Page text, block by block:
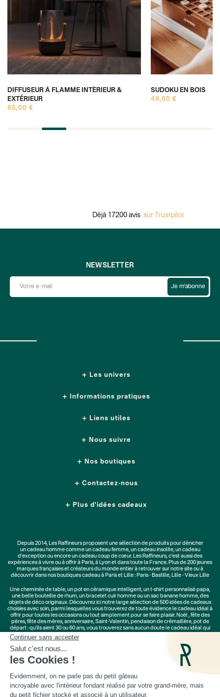
DIFFUSEUR À FLAMME INTÉRIEUR &
EXTÉRIEUR
65,00 €
SUDOKU EN BOIS
49,00 €
Déjà 17200 avis sur Trustpilot
Les univers
Informations pratiques
Liens utiles
NEWSLETTER
Je m'abonne
Nous suivre
Nos boutiques
Contactez-nous
Plus d'idées cadeaux
Depuis 2014, Les Raffineurs proposent une sélection de produits pour dénicher
uncadeau hommecomme un cadeau femme, uncadeau insolite, uncadeau
d'exceptionou encore un cadeau coup de cœur. Les Raffineurs, c'est aussi des
expériences à vivreou à offrir à Paris, à Lyon et dans toute la France. Plus de200 jeunes
marquesfrançaises et créateurs du monde entier à retrouver sur notre site ou à
découvrir dans nos boutiques cadeau à Paris et Lille : Paris - Bastille, Lille - Vieux Lille
Unecheminée de table, unpot en céramique intelligent, unt-shirt personnalisé papa,
une belle bouteille de rhum, un bracelet cuir hommeou unsac banane homme, des
objets de déco originaux. Découvrez ici notre large sélection de500 idées de cadeaux
choisies avec soin, parmi lesquelles vous trouverez de toute évidence le cadeau idéal à
offrir pour toutes les occasions ou tout simplement pour se faire plaisir. Noël,fête des
pères,fête des mères,anniversaire,Saint-Valentin,pendaison de crémaillère, pot de
départ : qu'ils aient 30 ou 60 ans, vous trouverez sans aucun doute le cadeau idéal qui
Cadeaux Saint-Valentin Cadeaux Fête des Mères
Cadeaux Fête des Pères
Cadeaux Fête des Grands-Pères Cadeaux Secret Santa